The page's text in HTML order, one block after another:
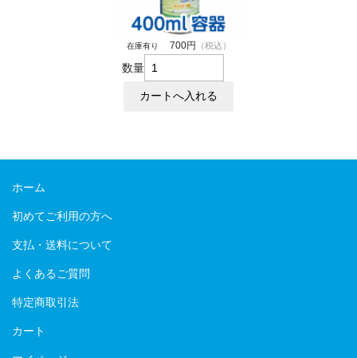
在庫有り 700円 （税込）
数量
ホーム
初めてご利用の方へ
支払・送料について
よくあるご質問
特定商取引法
カート